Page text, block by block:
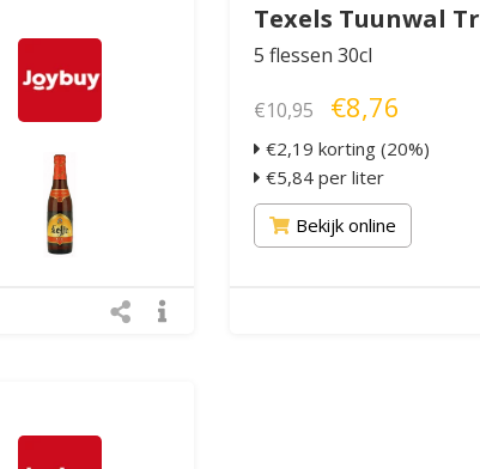
Texels Tuunwal
5 flessen 30cl
€10,95 €8,76
€2,19 korting (20%)
€5,84 per liter
Bekijk online